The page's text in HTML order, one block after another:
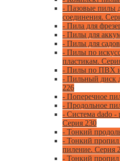
- Пазовые пилы
соединения.
- Пила для
- Пилы для
- Пилы для
- Пилы по
пластикам.
- Пилы по ПВХ и
- Пильный диск
226
- Поперечное
- Продольное
- Система dado -
Серия 230
- Тонкий
- Тонкий
пиление. Серия
- Тонкий